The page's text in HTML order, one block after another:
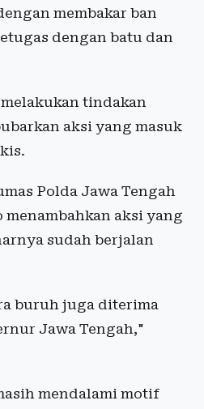
membakar ban
dengan batu dan
tindakan
aksi yang masuk
Polda Jawa Tengah
menambahkan aksi yang
sudah berjalan
buruh juga diterima
Jawa Tengah,"
mendalami motif